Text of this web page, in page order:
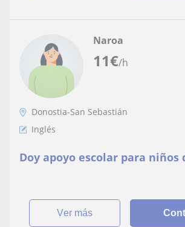
11€/h
Naroa
Donostia-San Sebastián
Inglés
Doy apoyo escolar para
ver más